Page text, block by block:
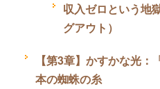
収入ゼロという地
グアウト）
【第3章】かすかな光
本の蜘蛛の糸